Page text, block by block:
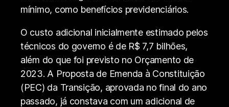
mínimo, como benefícios previdenciários.
O custo adicional inicialmente estimado pelos
técnicos do governo é de R$ 7,7 bilhões,
além do que foi previsto no Orçamento de
2023. A Proposta de Emenda à Constituição
(PEC) da Transição, aprovada no final do ano
passado, já constava com um adicional de